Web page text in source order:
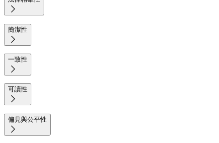

簡潔性

一致性

可讀性

偏見與公平性
